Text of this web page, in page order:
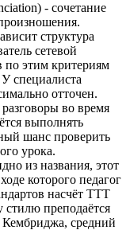
- сочетание
структура
сетевой
по этим критериям
специалиста
отточен.
во время
выполнять
шанс проверить
урока.
из названия, этот
которого педагог
насчёт TTT
стилю преподаётся
Кембриджа, средний